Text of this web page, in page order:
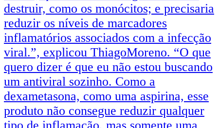
destruir, como os monócitos; e precisaria
reduzir os níveis de marcadores
inflamatórios associados com a infecção
viral.”, explicou ThiagoMoreno. “O que
quero dizer é que eu não estou buscando
um antiviral sozinho. Como a
dexametasona, como uma aspirina, esse
produto não consegue reduzir qualquer